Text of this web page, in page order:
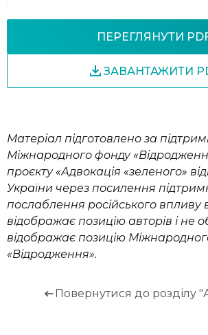
ПЕРЕГЛЯНУТИ
ЗАВАНТАЖИТИ
Матеріал підготовлено за
Міжнародного фонду
проєкту «Адвокація «зеленого»
України через посилення
послаблення російського впливу
відображає позицію авторів і не
відображає позицію
«Відродження».
Повернутися до розділу